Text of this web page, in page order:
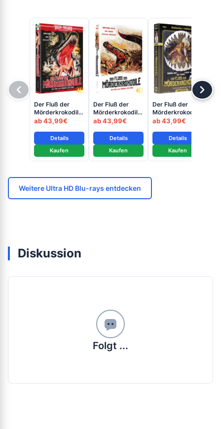
Der Fluß der
Mörderkrokodile
(Cover A) - 4K
+ Blu-ray Disc)
ab 43,99€
Details
Kaufen
Der Fluß der
Mörderkrokodile
(Cover B) - 4K
+ Blu-ray Disc)
ab 43,99€
Details
Kaufen
Der Fluß der
Mörderkrokodile
(Cover C) - 4K
+ Blu-ray Disc)
ab 43,99€
Details
Kaufen
Weitere Ultra HD Blu-rays entdecken
Diskussion
Folgt ...